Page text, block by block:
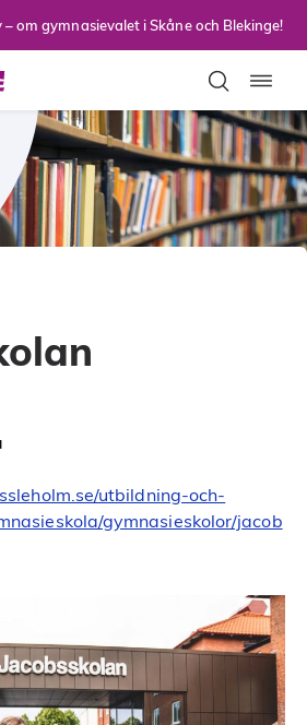
om gymnasievalet i Skåne och Blekinge!
utbildning-och-
gymnasieskolor/jacob